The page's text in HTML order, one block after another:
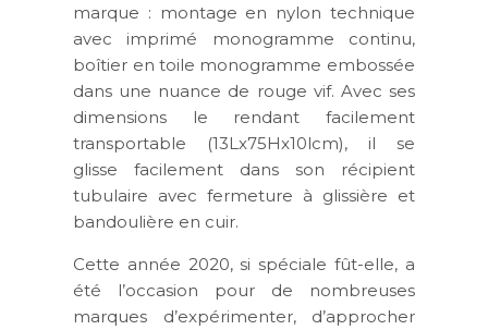
marque : montage en nylon technique
avec imprimé monogramme continu,
boîtier en toile monogramme embossée
dans une nuance de rouge vif. Avec ses
dimensions le rendant facilement
transportable (13Lx75Hx10lcm), il se
glisse facilement dans son récipient
tubulaire avec fermeture à glissière et
bandoulière en cuir.
Cette année 2020, si spéciale fût-elle, a
été l’occasion pour de nombreuses
marques d’expérimenter, d’approcher